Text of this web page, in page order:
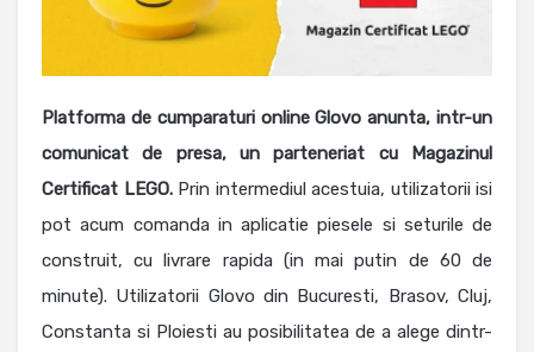
Platforma de cumparaturi online Glovo anunta, intr-un
comunicat de presa, un parteneriat cu Magazinul
Certificat LEGO.Prin intermediul acestuia, utilizatorii isi
pot acum comanda in aplicatie piesele si seturile de
construit, cu livrare rapida (in mai putin de 60 de
minute). Utilizatorii Glovo din Bucuresti, Brasov, Cluj,
Constanta si Ploiesti au posibilitatea de a alege dintr-